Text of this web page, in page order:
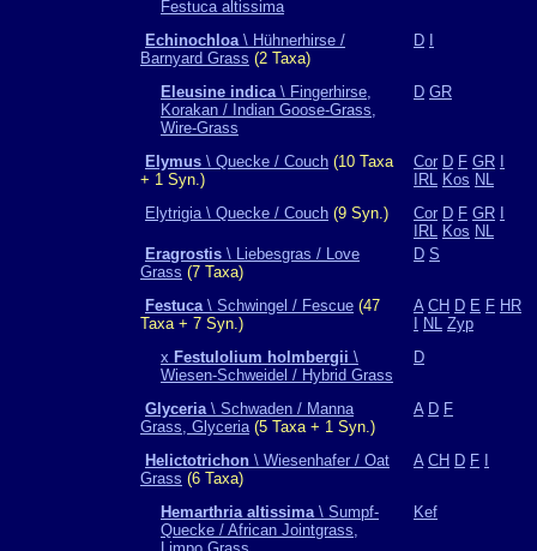
Festuca altissima
Echinochloa\ Hühnerhirse /
Barnyard Grass (2 Taxa)
D
Eleusine indica\ Fingerhirse,
Korakan / Indian Goose-Grass,
Wire-Grass
D GR
Elymus \ Quecke / Couch (10 Taxa
+ 1 Syn.)
Cor D F GR
IRL Kos NL
Elytrigia \ Quecke / Couch (9 Syn.) Cor D F GR
IRL Kos NL
Eragrostis \ Liebesgras / Love
Grass (7 Taxa)
D S
Festuca\ Schwingel / Fescue (47
Taxa + 7 Syn.)
A CH D E F HR
NL Zyp
x Festulolium holmbergii \
Wiesen-Schweidel / Hybrid Grass
D
Glyceria\ Schwaden / Manna
Grass, Glyceria(5 Taxa + 1 Syn.)
A D F
Helictotrichon \ Wiesenhafer / Oat
Grass (6 Taxa)
A CH D F
Hemarthria altissima\ Sumpf-
Quecke / African Jointgrass,
Kef